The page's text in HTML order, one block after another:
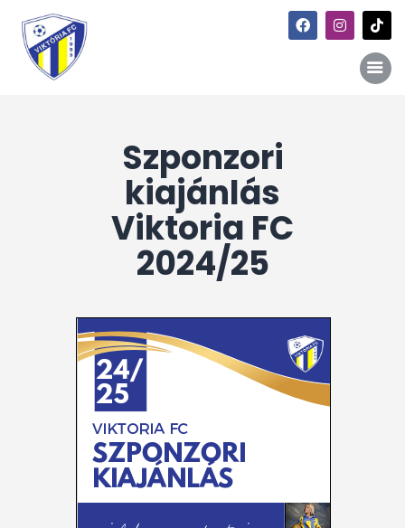
Főoldal
Galéria
Történet
Kapcsolat
Szponzori kiajánlás
Szponzori
kiajánlás
Viktoria FC
2024/25